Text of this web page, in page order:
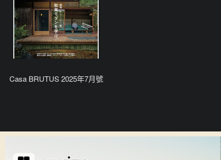
Casa BRUTUS 2025年7月號